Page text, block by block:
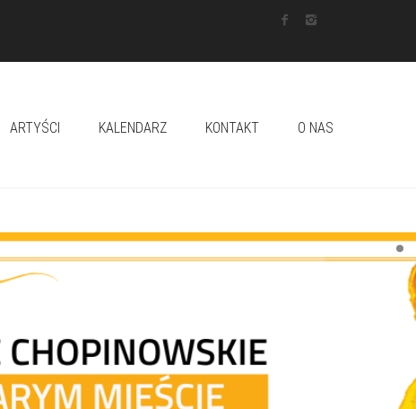
ARTYŚCI KALENDARZ KONTAKT O NAS